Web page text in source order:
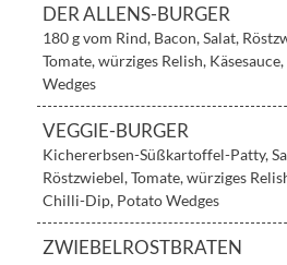
DER ALLENS-BURGER
180 g vom Rind, Bacon, Salat,
Tomate, würziges Relish,
Wedges
VEGGIE-BURGER
Kichererbsen-Süßkartoffel-Patty,
Röstzwiebel, Tomate, würziges
Chilli-Dip, Potato Wedges
ZWIEBELROSTBRATEN